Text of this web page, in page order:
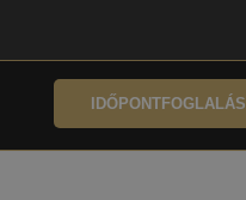
IDŐPONTFOGLALÁS